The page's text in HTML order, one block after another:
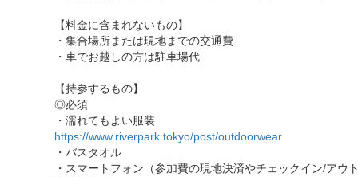
【料金に含まれないもの】
・集合場所または現地までの交通費
・車でお越しの方は駐車場代
【持参するもの】
◎必須
・濡れてもよい服装
https://www.riverpark.tokyo/post/outdoorwear
・バスタオル
・スマートフォン（参加費の現地決済やチェックイン/アウ